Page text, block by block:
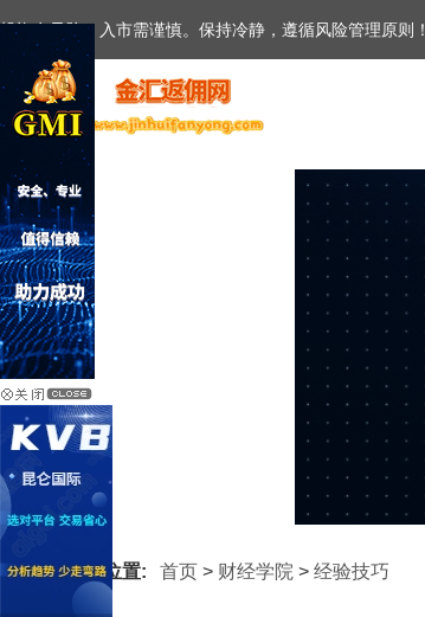
投资有风险，入市需谨慎。保持冷静，遵循风险管理原则！
当前位置: 首页 > 财经学院 > 经验技巧